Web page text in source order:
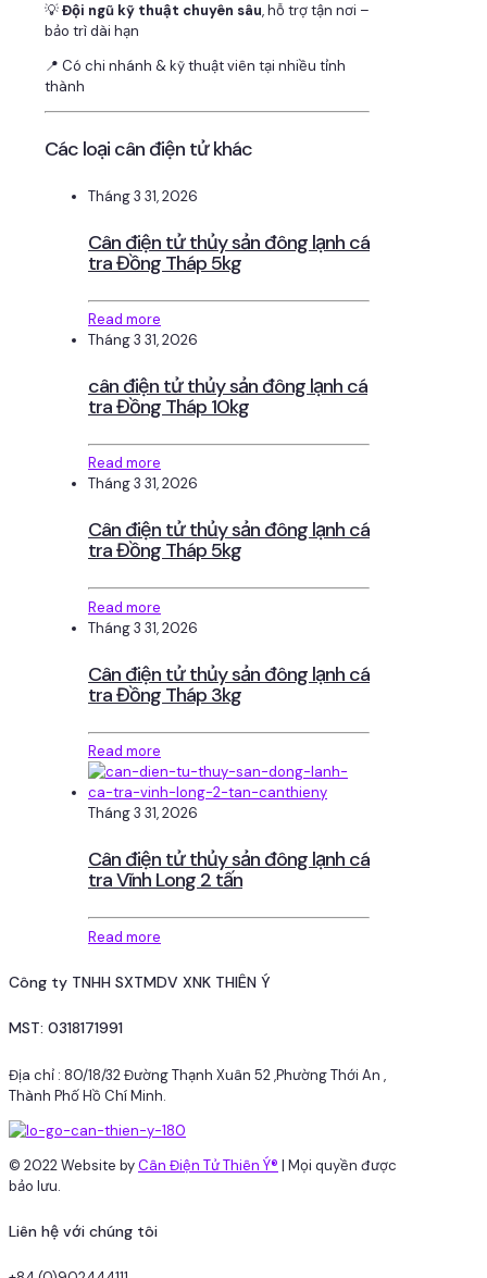
💡Đội ngũ kỹ thuật chuyên sâu, hỗ trợ tận nơi –
bảo trì dài hạn
📍 Có chi nhánh & kỹ thuật viên tại nhiều tỉnh
thành
Các loại cân điện tử khác
Tháng 3 31, 2026
Cân điện tử thủy sản đông lạnh cá
tra Đồng Tháp 5kg
Read more
Tháng 3 31, 2026
cân điện tử thủy sản đông lạnh cá
tra Đồng Tháp 10kg
Read more
Tháng 3 31, 2026
Cân điện tử thủy sản đông lạnh cá
tra Đồng Tháp 5kg
Read more
Tháng 3 31, 2026
Cân điện tử thủy sản đông lạnh cá
tra Đồng Tháp 3kg
Read more
Tháng 3 31, 2026
Cân điện tử thủy sản đông lạnh cá
tra Vĩnh Long 2 tấn
Read more
Công ty TNHH SXTMDV XNK THIÊN Ý
MST: 0318171991
Địa chỉ : 80/18/32 Đường Thạnh Xuân 52 ,Phường Thới An ,
Thành Phố Hồ Chí Minh.
© 2022 Website byCân Điện Tử Thiên Ý® | Mọi quyền được
bảo lưu.
Liên hệ với chúng tôi